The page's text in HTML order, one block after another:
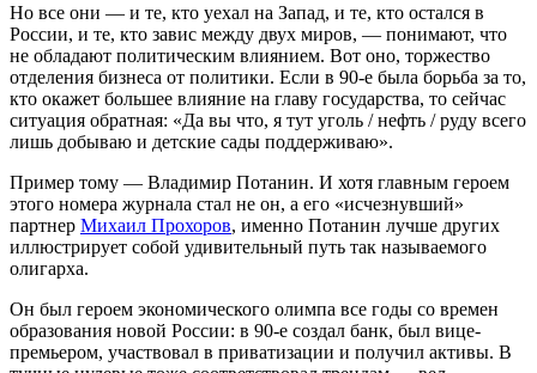
Но все они — и те, кто уехал на Запад, и те, кто остался в
России, и те, кто завис между двух миров, — понимают, что
не обладают политическим влиянием. Вот оно, торжество
отделения бизнеса от политики. Если в 90‑е была борьба за то,
кто окажет большее влияние на главу государства, то сейчас
ситуация обратная: «Да вы что, я тут уголь / нефть / руду всего
лишь добываю и детские сады поддерживаю».
Пример тому — Владимир Потанин. И хотя главным героем
этого номера журнала стал не он, а его «исчезнувший»
партнер Михаил Прохоров, именно Потанин лучше других
иллюстрирует собой удивительный путь так называемого
олигарха.
Он был героем экономического олимпа все годы со времен
образования новой России: в 90‑е создал банк, был вице-
премьером, участвовал в приватизации и получил активы. В